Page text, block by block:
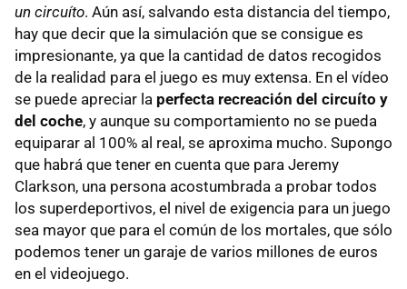
un circuíto. Aún así, salvando esta distancia del tiempo,
hay que decir que la simulación que se consigue es
impresionante, ya que la cantidad de datos recogidos
de la realidad para el juego es muy extensa. En el vídeo
se puede apreciar la perfecta recreación del circuíto y
del coche, y aunque su comportamiento no se pueda
equiparar al 100% al real, se aproxima mucho. Supongo
que habrá que tener en cuenta que para Jeremy
Clarkson, una persona acostumbrada a probar todos
los superdeportivos, el nivel de exigencia para un juego
sea mayor que para el común de los mortales, que sólo
podemos tener un garaje de varios millones de euros
en el videojuego.